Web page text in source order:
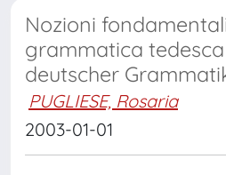
Nozioni
grammatica
deutscher
PUGLIESE, Rosaria
2003-01-01